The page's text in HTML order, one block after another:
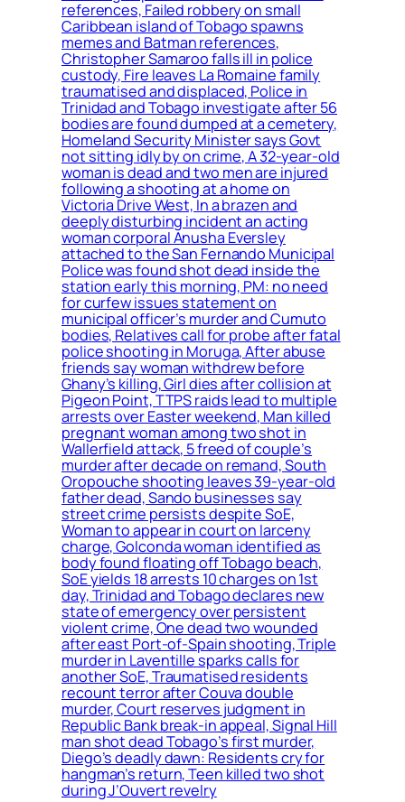
references, Failed robbery on small
Caribbean island of Tobago spawns
memes and Batman references,
Christopher Samaroo falls ill in police
custody, Fire leaves La Romaine family
traumatised and displaced, Police in
Trinidad and Tobago investigate after 56
bodies are found dumped at a cemetery,
Homeland Security Minister says Govt
not sitting idly by on crime, A 32-year-old
woman is dead and two men are injured
following a shooting at a home on
Victoria Drive West, In a brazen and
deeply disturbing incident an acting
woman corporal Anusha Eversley
attached to the San Fernando Municipal
Police was found shot dead inside the
station early this morning, PM: no need
for curfew issues statement on
municipal officer’s murder and Cumuto
bodies, Relatives call for probe after fatal
police shooting in Moruga, After abuse
friends say woman withdrew before
Ghany’s killing, Girl dies after collision at
Pigeon Point, TTPS raids lead to multiple
arrests over Easter weekend, Man killed
pregnant woman among two shot in
Wallerfield attack, 5 freed of couple’s
murder after decade on remand, South
Oropouche shooting leaves 39-year-old
father dead, Sando businesses say
street crime persists despite SoE,
Woman to appear in court on larceny
charge, Golconda woman identified as
body found floating off Tobago beach,
SoE yields 18 arrests 10 charges on 1st
day, Trinidad and Tobago declares new
state of emergency over persistent
violent crime, One dead two wounded
after east Port-of-Spain shooting, Triple
murder in Laventille sparks calls for
another SoE, Traumatised residents
recount terror after Couva double
murder, Court reserves judgment in
Republic Bank break-in appeal, Signal Hill
man shot dead Tobago’s first murder,
Diego’s deadly dawn: Residents cry for
hangman’s return, Teen killed two shot
during J’Ouvert revelry